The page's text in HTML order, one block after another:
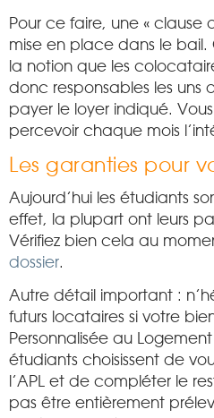
Pour ce faire, une « clause
mise en place dans le
la notion que les
donc responsables les uns
payer le loyer indiqué.
percevoir chaque mois
Les garanties pour
Aujourd’hui les étudiants
effet, la plupart ont leurs
Vérifiez bien cela au
dossier.
Autre détail important :
futurs locataires si votre
Personnalisée au
étudiants choisissent de
l’APL et de compléter le
pas être entièrement